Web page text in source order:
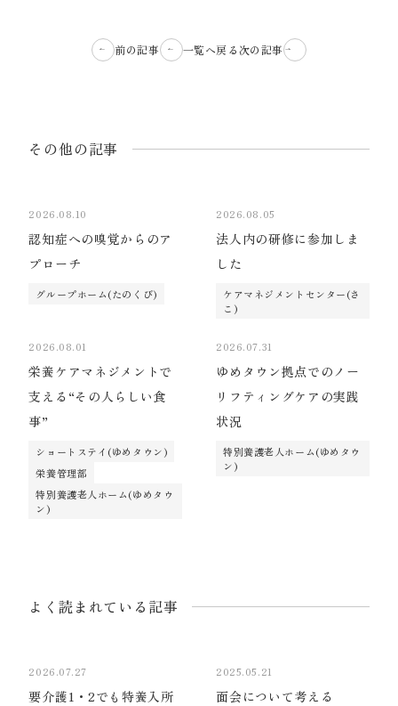
前の記事 一覧へ戻る次の記事
その他の記事
2026.08.10
認知症への嗅覚からのア
プローチ
グループホーム(たのくび)
2026.08.05
法人内の研修に参加しま
した
ケアマネジメントセンター(さ
こ)
2026.08.01
栄養ケアマネジメントで
支える“その人らしい食
事”
ショートステイ(ゆめタウン)
栄養管理部
特別養護老人ホーム(ゆめタウ
ン)
2026.07.31
ゆめタウン拠点でのノー
リフティングケアの実践
状況
特別養護老人ホーム(ゆめタウ
ン)
よく読まれている記事
2026.07.27
要介護1・2でも特養入所
2025.05.21
面会について考える